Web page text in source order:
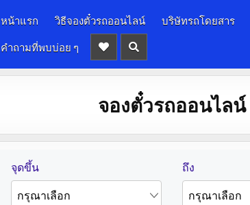
หน้าแรก วิธีจองตั๋วรถออนไลน์ บริษัทรถโดยสาร
คำถามที่พบบ่อย ๆ
จองตั๋วรถออนไลน์